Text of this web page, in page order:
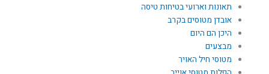
תאונות וארועי בטיחות טיסה
אובדן מטוסים בקרב
היכן הם היום
מבצעים
מטוסי חיל האויר